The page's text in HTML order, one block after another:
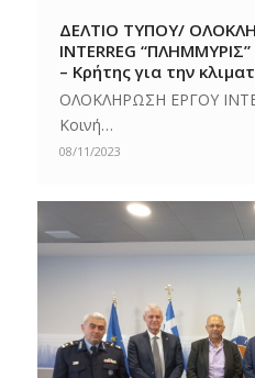
ΔΕΛΤΙΟ ΤΥΠΟΥ/
INTERREG
– Κρήτης για την
ΟΛΟΚΛΗΡΩΣΗ ΕΡΓΟΥ
Κοινή…
08/11/2023